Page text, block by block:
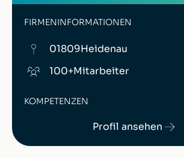
FIRMENINFORMATIONEN
01809Heidenau
100+Mitarbeiter
KOMPETENZEN
Profil ansehen